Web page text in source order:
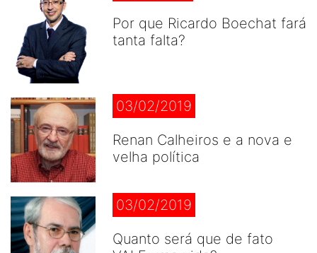
Por que Ricardo Boechat fará
tanta falta?
03/02/2019
Renan Calheiros e a nova e
velha política
03/02/2019
Quanto será que de fato